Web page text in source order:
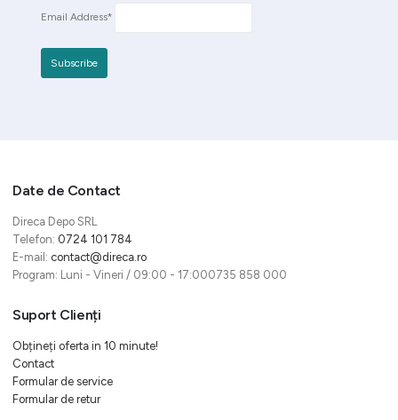
Email Address*
Date de Contact
Direca Depo SRL
Telefon: 0724 101 784
E-mail: contact@direca.ro
Program: Luni - Vineri / 09:00 - 17:000735 858 000
Suport Clienți
Obțineți oferta in 10 minute!
Contact
Formular de service
Formular de retur